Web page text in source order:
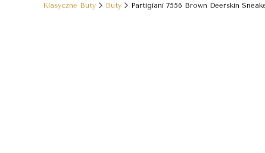
Klasyczne Buty Buty Partigiani 7556 Brown Deerskin